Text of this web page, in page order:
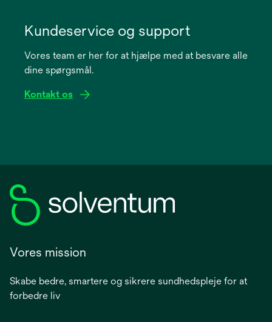
new
Kundeservice og support
Vores team er her for at hjælpe med at besvare alle
dine spørgsmål.
Kontakt os
Vores mission
Skabe bedre, smartere og sikrere sundhedspleje for at
forbedre liv